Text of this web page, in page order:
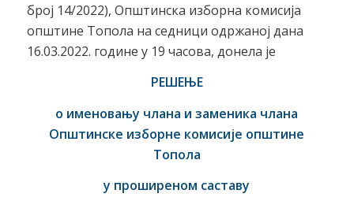
број 14/2022), Општинска изборна комисија
општине Топола на седници одржаној дана
16.03.2022. године у 19 часова, донела је
РЕШЕЊЕ
о именовању члана и заменика члана
Општинске изборне комисије општине
Топола
у проширеном саставу